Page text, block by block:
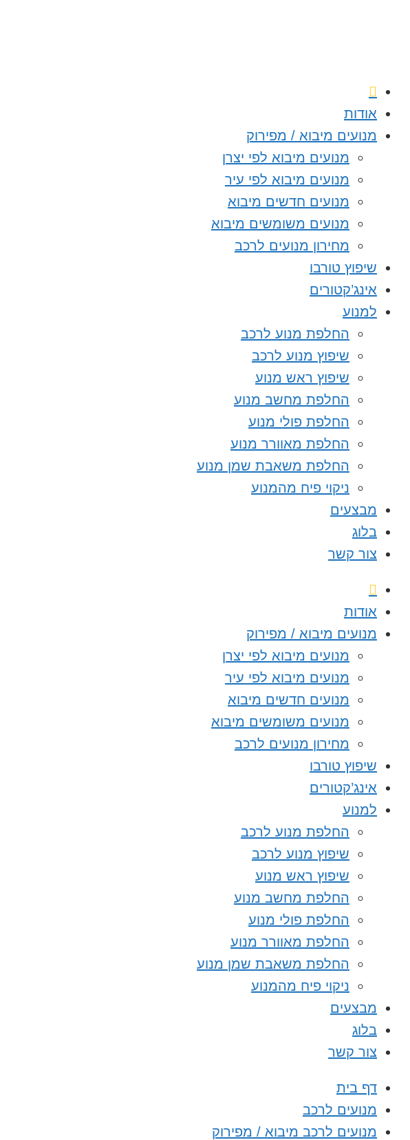
אודות
מנועים מיבוא / מפירוק
מנועים מיבוא לפי יצרן
מנועים מיבוא לפי עיר
מנועים חדשים מיבוא
מנועים משומשים מיבוא
מחירון מנועים לרכב
שיפוץ טורבו
אינג’קטורים
למנוע
החלפת מנוע לרכב
שיפוץ מנוע לרכב
שיפוץ ראש מנוע
החלפת מחשב מנוע
החלפת פולי מנוע
החלפת מאוורר מנוע
החלפת משאבת שמן מנוע
ניקוי פיח מהמנוע
מבצעים
בלוג
צור קשר
אודות
מנועים מיבוא / מפירוק
מנועים מיבוא לפי יצרן
מנועים מיבוא לפי עיר
מנועים חדשים מיבוא
מנועים משומשים מיבוא
מחירון מנועים לרכב
שיפוץ טורבו
אינג’קטורים
למנוע
החלפת מנוע לרכב
שיפוץ מנוע לרכב
שיפוץ ראש מנוע
החלפת מחשב מנוע
החלפת פולי מנוע
החלפת מאוורר מנוע
החלפת משאבת שמן מנוע
ניקוי פיח מהמנוע
מבצעים
בלוג
צור קשר
דף בית
מנועים לרכב
מנועים לרכב מיבוא / מפירוק